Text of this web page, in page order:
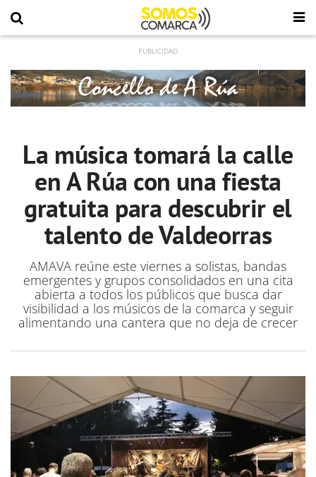
La música tomará la calle
en A Rúa con una fiesta
gratuita para descubrir el
talento de Valdeorras
AMAVA reúne este viernes a solistas, bandas
emergentes y grupos consolidados en una cita
abierta a todos los públicos que busca dar
visibilidad a los músicos de la comarca y seguir
alimentando una cantera que no deja de crecer